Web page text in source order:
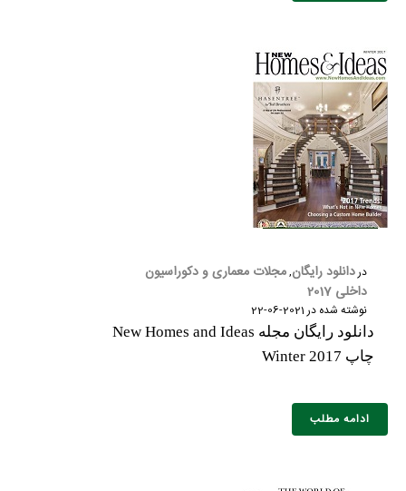
دردانلود رایگان,مجلات معماری و دکوراسیون
داخلی 2017
نوشته شده در2021-06-22
دانلود رایگان مجله New Homes and Ideas
چاپ Winter 2017
ادامه مطلب